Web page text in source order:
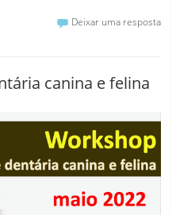
Deixar uma resposta
canina e felina